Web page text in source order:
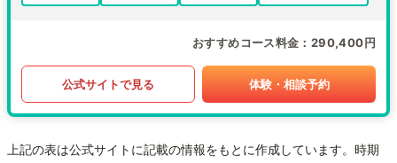
おすすめコース料金 290,400円
公式サイトで見る 体験・相談予約
上記の表は公式サイトに記載の情報をもとに作成しています。時期